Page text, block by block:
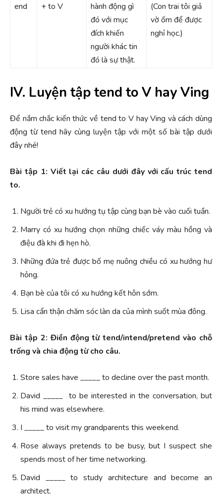
end
+ to V
hành động gì
đó với mục
đích khiến
người khác tin
đó là sự thật.
(Con trai tôi giả
vờ ốm để được
nghỉ học.)
IV. Luyện tập tend to V hay Ving
Để nắm chắc kiến thức về tend to V hay Ving và cách dùng
động từ tend hãy cùng luyện tập với một số bài tập dưới
đây nhé!
Bài tập 1: Viết lại các câu dưới đây với cấu trúc tend
to.
Người trẻ có xu hướng tụ tập cùng bạn bè vào cuối tuần.
Marry có xu hướng chọn những chiếc váy màu hồng và
điệu đà khi đi hẹn hò.
Những đứa trẻ được bố mẹ nuông chiều có xu hướng hư
hỏng.
Bạn bè của tôi có xu hướng kết hôn sớm.
Lisa cẩn thận chăm sóc làn da của mình suốt mùa đông.
Bài tập 2: Điền động từ tend/intend/pretend vào chỗ
trống và chia động từ cho câu.
Store sales have _____ to decline over the past month.
David _____ to be interested in the conversation, but
his mind was elsewhere.
I _____ to visit my grandparents this weekend.
Rose always pretends to be busy, but I suspect she
spends most of her time networking.
David _____ to study architecture and become an
architect.